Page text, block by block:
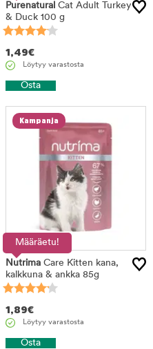
Purenatural Cat Adult Turkey
& Duck 100 g
1,49€
Löytyy varastosta
Osta
Kampanja
Määräetu!
Nutrima Care Kitten kana,
kalkkuna & ankka 85g
1,89€
Löytyy varastosta
Osta